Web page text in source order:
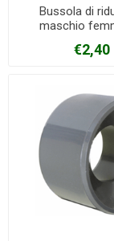
Bussola di
maschio
X 40 mm
€2,40